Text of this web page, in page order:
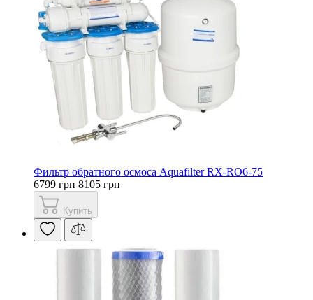
Фильтр обратного осмоса Aquafilter RX-RO6-75
6799 грн 8105 грн
Купить